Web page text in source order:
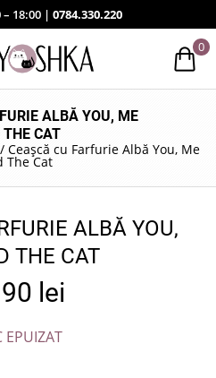
18:00 | 0784.330.220
0
ALBĂ YOU, ME
THE CAT
/ Ceașcă cu Farfurie Albă You, Me
The Cat
ALBĂ YOU,
THE CAT
lei
EPUIZAT